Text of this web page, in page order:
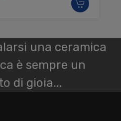
una ceramica
è sempre un
di gioia...